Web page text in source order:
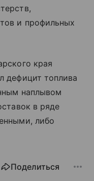
и профильных
края
дефицит топлива
наплывом
в ряде
либо
Поделиться